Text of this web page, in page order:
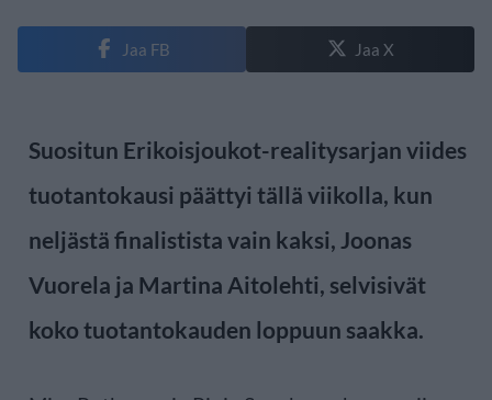
Jaa FB Jaa X
Suositun Erikoisjoukot-realitysarjan viides
tuotantokausi päättyi tällä viikolla, kun
neljästä finalistista vain kaksi, Joonas
Vuorela ja Martina Aitolehti, selvisivät
koko tuotantokauden loppuun saakka.